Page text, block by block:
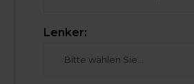
Lenker: